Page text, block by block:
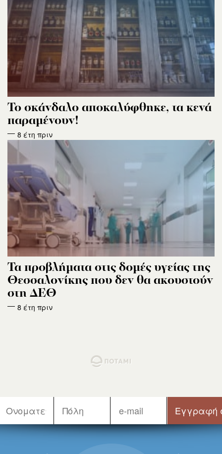
Το σκάνδαλο αποκαλύφθηκε, τα κενά
παραμένουν!
8 έτη πριν
Τα προβλήματα στις δομές υγείας της
Θεσσαλονίκης που δεν θα ακουστούν
στη ΔΕΘ
8 έτη πριν